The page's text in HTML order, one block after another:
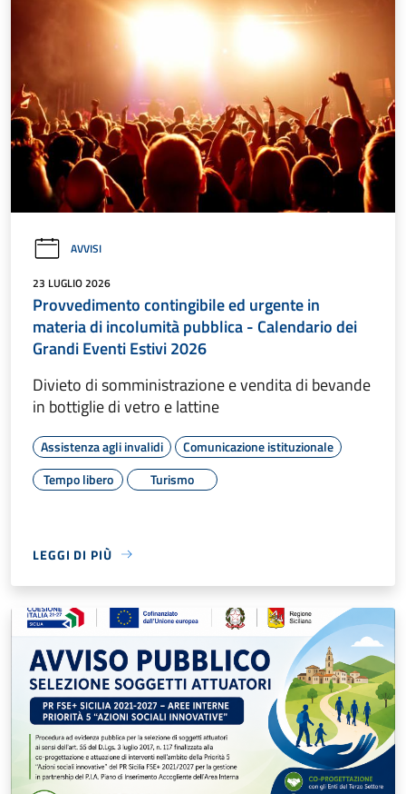
AVVISI
23 LUGLIO 2026
Provvedimento contingibile ed urgente in
materia di incolumità pubblica - Calendario dei
Grandi Eventi Estivi 2026
Divieto di somministrazione e vendita di bevande
in bottiglie di vetro e lattine
Assistenza agli invalidi
Comunicazione istituzionale
Tempo libero
Turismo
LEGGI DI PIÙ